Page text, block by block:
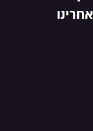
אחרינו